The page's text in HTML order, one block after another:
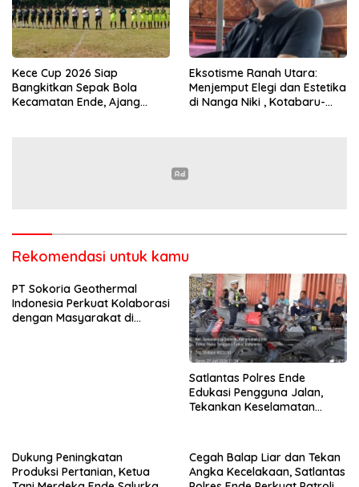
Kece Cup 2026 Siap
Bangkitkan Sepak Bola
Kecamatan Ende, Ajang
Eksotisme Ranah Utara:
Menjemput Elegi dan Estetika
di Nanga Niki , Kotabaru-
Rekomendasi untuk kamu
PT Sokoria Geothermal
Indonesia Perkuat Kolaborasi
dengan Masyarakat di
Satlantas Polres Ende
Edukasi Pengguna Jalan,
Tekankan Keselamatan
Dukung Peningkatan
Produksi Pertanian, Ketua
Cegah Balap Liar dan Tekan
Angka Kecelakaan, Satlantas